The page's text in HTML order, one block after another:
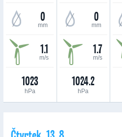
0
mm
1.1
m/s
1023
hPa
0
mm
1.7
m/s
1024.2
hPa